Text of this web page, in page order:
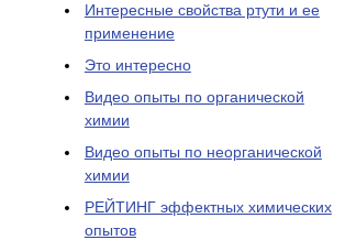
Интересные свойства ртути и ее
применение
Это интересно
Видео опыты по органической
химии
Видео опыты по неорганической
химии
РЕЙТИНГ эффектных химических
опытов